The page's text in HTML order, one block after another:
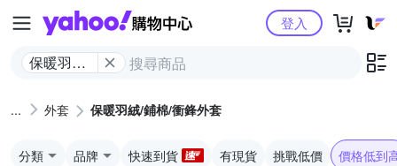
Yahoo購物中心
保暖​羽絨/​
外套
登入
外套 保暖​羽絨/​鋪​棉​/​衝鋒​外套
分類 品牌 快速到貨 有現貨 挑戰低價 價格低到